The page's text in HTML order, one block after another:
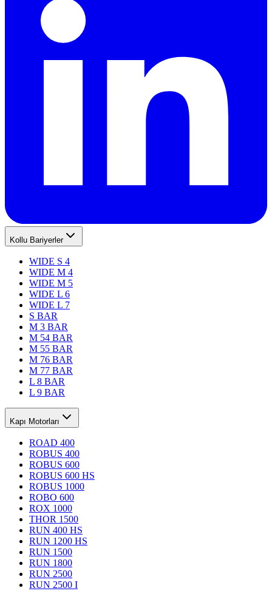
Kollu Bariyerler
WIDE S 4
WIDE M 4
WIDE M 5
WIDE L 6
WIDE L 7
S BAR
M 3 BAR
M 54 BAR
M 55 BAR
M 76 BAR
M 77 BAR
L 8 BAR
L 9 BAR
Kapı Motorları
ROAD 400
ROBUS 400
ROBUS 600
ROBUS 600 HS
ROBUS 1000
ROBO 600
ROX 1000
THOR 1500
RUN 400 HS
RUN 1200 HS
RUN 1500
RUN 1800
RUN 2500
RUN 2500 I